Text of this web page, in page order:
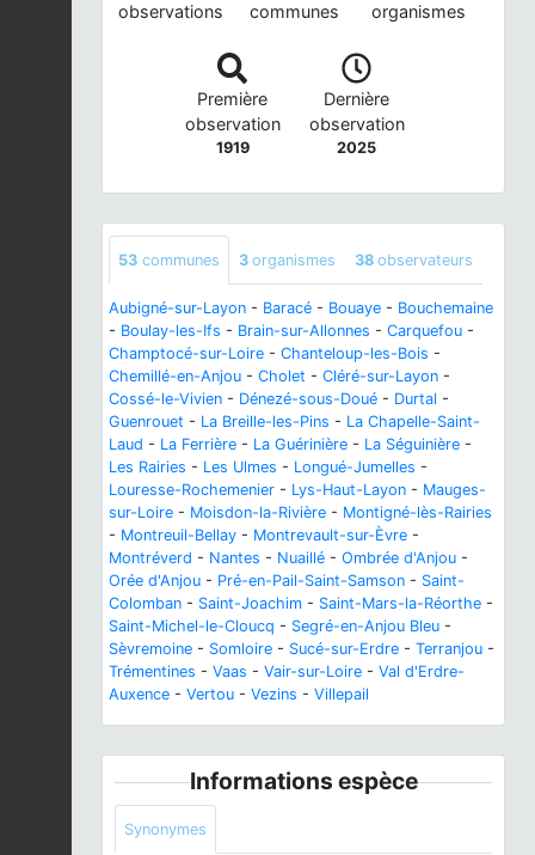
observations communes organismes
Première
observation
1919
Dernière
observation
2025
53 communes 3 organismes 38 observateurs
Aubigné-sur-Layon - Baracé - Bouaye - Bouchemaine
- Boulay-les-Ifs - Brain-sur-Allonnes - Carquefou -
Champtocé-sur-Loire - Chanteloup-les-Bois -
Chemillé-en-Anjou - Cholet - Cléré-sur-Layon -
Cossé-le-Vivien - Dénezé-sous-Doué - Durtal -
Guenrouet - La Breille-les-Pins - La Chapelle-Saint-
Laud - La Ferrière - La Guérinière - La Séguinière -
Les Rairies - Les Ulmes - Longué-Jumelles -
Louresse-Rochemenier - Lys-Haut-Layon - Mauges-
sur-Loire - Moisdon-la-Rivière - Montigné-lès-Rairies
- Montreuil-Bellay - Montrevault-sur-Èvre -
Montréverd - Nantes - Nuaillé - Ombrée d'Anjou -
Orée d'Anjou - Pré-en-Pail-Saint-Samson - Saint-
Colomban - Saint-Joachim - Saint-Mars-la-Réorthe -
Saint-Michel-le-Cloucq - Segré-en-Anjou Bleu -
Sèvremoine - Somloire - Sucé-sur-Erdre - Terranjou -
Trémentines - Vaas - Vair-sur-Loire - Val d'Erdre-
Auxence - Vertou - Vezins - Villepail
Informations espèce
Synonymes